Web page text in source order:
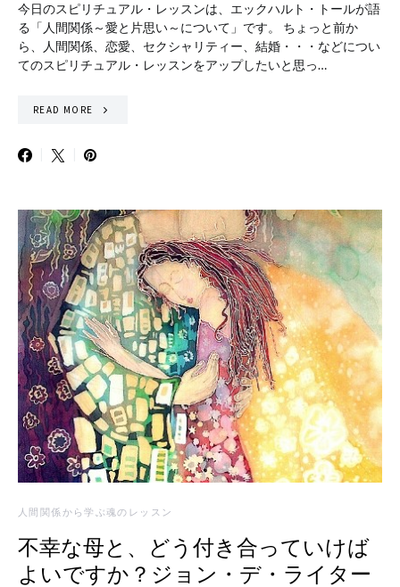
今日のスピリチュアル・レッスンは、エックハルト・トールが語
る「人間関係～愛と片思い～について」です。 ちょっと前か
ら、人間関係、恋愛、セクシャリティー、結婚・・・などについ
てのスピリチュアル・レッスンをアップしたいと思っ…
READ MORE
人間関係から学ぶ魂のレッスン
不幸な母と、どう付き合っていけば
よいですか？ジョン・デ・ライター